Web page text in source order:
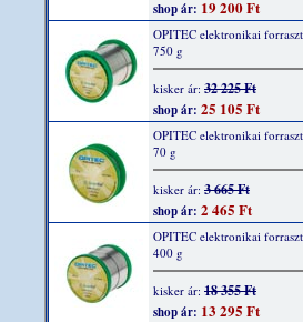
shop ár: 19 200 Ft
OPITEC elektronikai
750 g
kisker ár: 32 225 Ft
shop ár: 25 105 Ft
OPITEC elektronikai
70 g
kisker ár: 3 665 Ft
shop ár: 2 465 Ft
OPITEC elektronikai
400 g
kisker ár: 18 355 Ft
shop ár: 13 295 Ft